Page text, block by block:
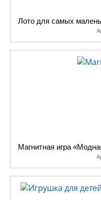
Лото для самых
Магнитная игра